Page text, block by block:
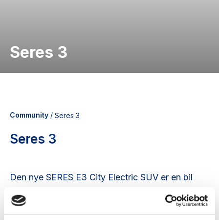
Seres 3
Community / Seres 3
Seres 3
Den nye SERES E3 City Electric SUV er en bil
ejere et rummeligt og praktisk rum med et